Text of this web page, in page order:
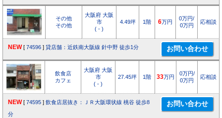
その他
その他
大阪府 大阪
市
( - )
4.49坪 1階 6万円
0万円/
0万円
応相談
NEW [ 74596 ] 貸店舗：近鉄南大阪線 針中野 徒歩1分
飲食店
カフェ
大阪府 大阪
市
( - )
27.45坪 1階 33万円
0万円/
0万円
応相談
NEW [ 74595 ] 飲食店居抜き：ＪＲ大阪環状線 桃谷 徒歩8
分